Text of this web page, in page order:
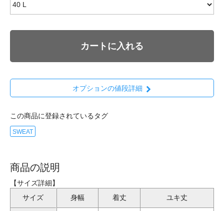
カートに入れる
オプションの値段詳細
この商品に登録されているタグ
SWEAT
商品の説明
【サイズ詳細】
サイズ
身幅 着丈 ユキ丈